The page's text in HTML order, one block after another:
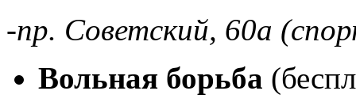
-пр. Советский, 60а
Вольная борьба